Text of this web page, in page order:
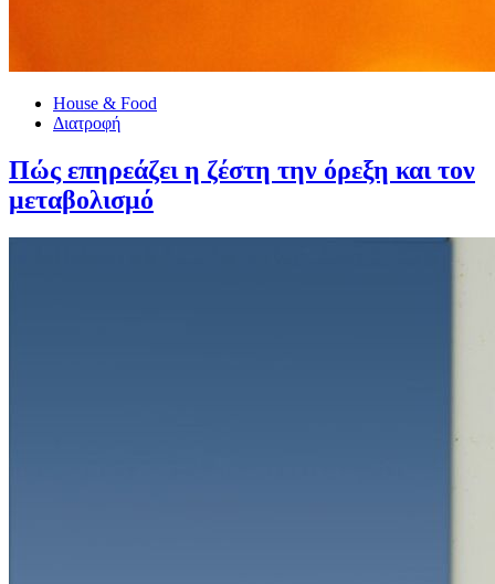
House & Food
Διατροφή
Πώς επηρεάζει η ζέστη την όρεξη και τον
μεταβολισμό